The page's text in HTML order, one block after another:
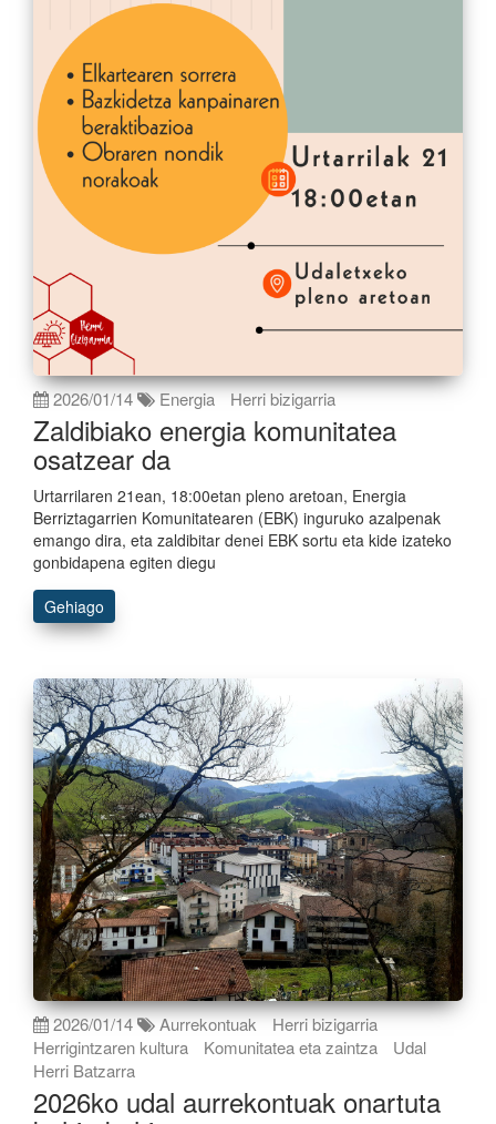
2026/01/14 Energia Herri bizigarria
Zaldibiako energia komunitatea
osatzear da
Urtarrilaren 21ean, 18:00etan pleno aretoan, Energia
Berriztagarrien Komunitatearen (EBK) inguruko azalpenak
emango dira, eta zaldibitar denei EBK sortu eta kide izateko
gonbidapena egiten diegu
Gehiago
2026/01/14 Aurrekontuak
Herri bizigarria
Herrigintzaren kultura
Komunitatea eta zaintza
Udal
Herri Batzarra
2026ko udal aurrekontuak onartuta